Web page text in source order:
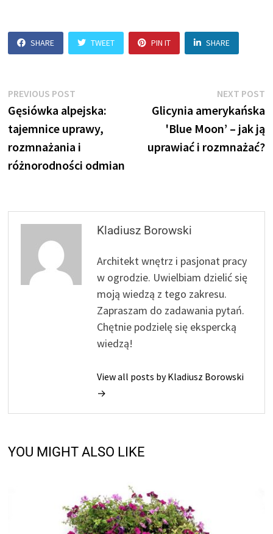
SHARE TWEET PIN IT SHARE
Nawigacja
wpisu
PREVIOUS POST
post:
Gęsiówka alpejska:
tajemnice uprawy,
rozmnażania i
różnorodności odmian
NEXT POST
Glicynia amerykańska
'Blue Moon’ – jak ją
uprawiać i rozmnażać?
Kladiusz Borowski
Architekt wnętrz i pasjonat pracy
w ogrodzie. Uwielbiam dzielić się
moją wiedzą z tego zakresu.
Zapraszam do zadawania pytań.
Chętnie podzielę się ekspercką
wiedzą!
View all posts by Kladiusz Borowski
→
YOU MIGHT ALSO LIKE